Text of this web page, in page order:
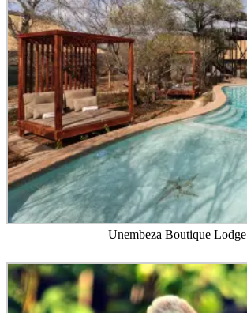
Unembeza Boutique Lodge